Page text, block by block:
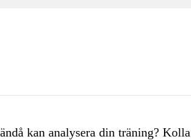
kan analysera din träning? Kolla